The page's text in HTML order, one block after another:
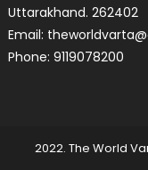
Uttarakhand. 262402
Email:
Phone: 9119078200
2022. The World